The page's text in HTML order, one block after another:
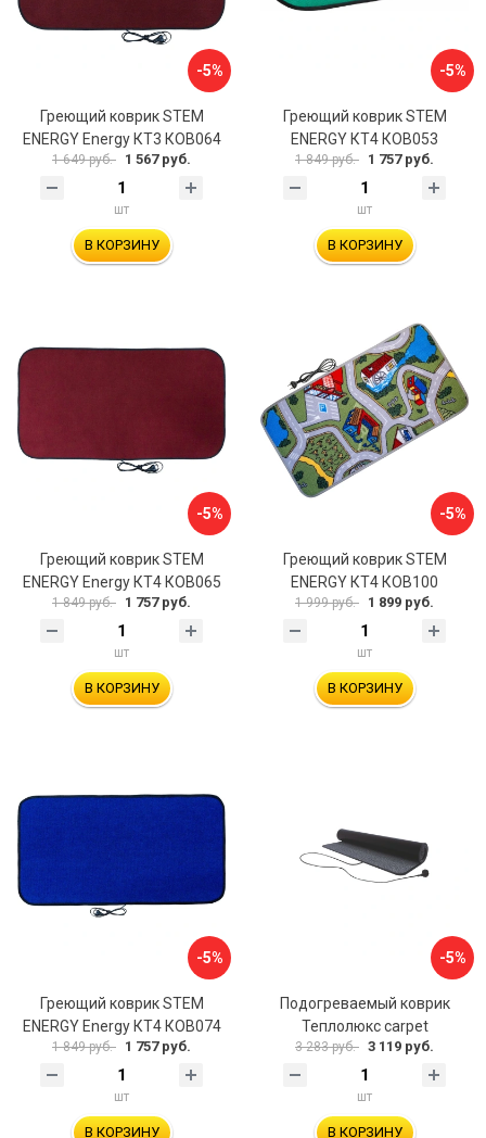
-5%
Греющий коврик STEM
ENERGY Energy КТ3 КОВ064
1 649 руб. 1 567 руб.
шт
В КОРЗИНУ
-5%
Греющий коврик STEM
ENERGY КТ4 КОВ053
1 849 руб. 1 757 руб.
шт
В КОРЗИНУ
-5%
Греющий коврик STEM
ENERGY Energy КТ4 КОВ065
1 849 руб. 1 757 руб.
шт
В КОРЗИНУ
-5%
Греющий коврик STEM
ENERGY КТ4 КОВ100
1 999 руб. 1 899 руб.
шт
В КОРЗИНУ
-5%
Греющий коврик STEM
ENERGY Energy КТ4 КОВ074
1 849 руб. 1 757 руб.
шт
В КОРЗИНУ
-5%
Подогреваемый коврик
Теплолюкс carpet
3 283 руб. 3 119 руб.
шт
В КОРЗИНУ